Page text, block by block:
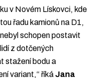
v Novém Lískovci, kde
řadu kamionů na D1,
schopen postavit
z dotčených
stažení bodu a
variant,“ říká Jana